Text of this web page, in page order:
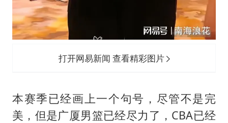
打开网易新闻 查看精彩图片
本赛季已经画上一个句号，尽管不是完
美，但是广厦男篮已经尽力了，CBA已经